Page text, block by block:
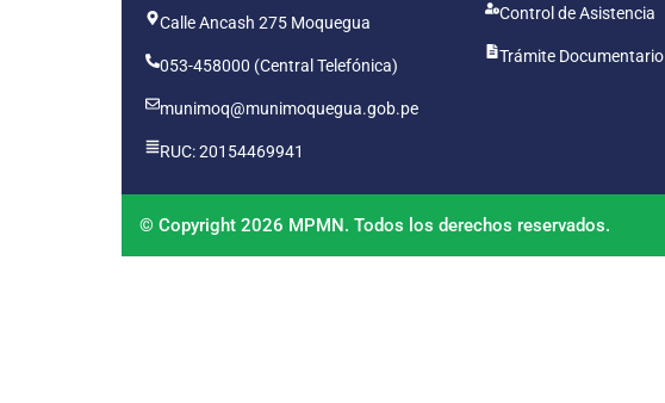
Calle Ancash 275 Moquegua
053-458000 (Central Telefónica)
munimoq@munimoquegua.gob.pe
RUC: 20154469941
Control de Asistencia
Trámite Documentario
© Copyright 2026 MPMN. Todos los derechos reservados.